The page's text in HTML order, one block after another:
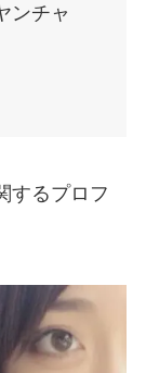
ンチャ
するプロフ